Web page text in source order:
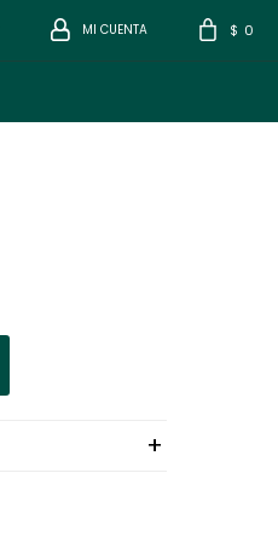
$ 0